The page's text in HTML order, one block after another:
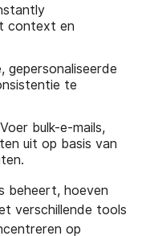
context en
gepersonaliseerde
te
bulk-e-mails,
uit op basis van
beheert, hoeven
verschillende tools
op